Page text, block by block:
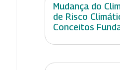
Mudança do
de Risco
Conceitos